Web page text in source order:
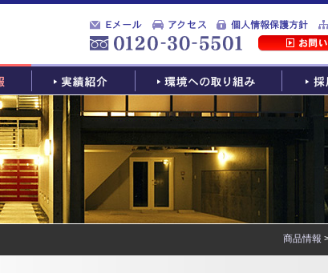
商品情報